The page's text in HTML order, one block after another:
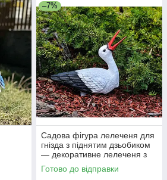
–7%
Садова фігура лелеченя для
гнізда з піднятим дзьобиком
— декоративне лелеченя з
полістоуну, 29×11×32 см
Готово до відправки